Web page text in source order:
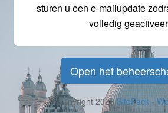
sturen u een e-mailupdate
volledig
Open het
© Copyright 2026SitePack -